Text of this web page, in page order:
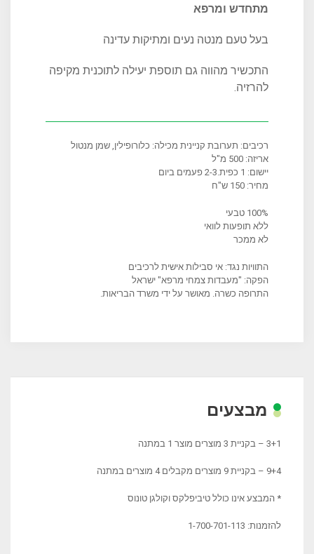
מתחדש ומרפא
בעל טעם מנטה נעים ומתיקות עדינה
התכשיר מהווה גם תוספת יעילה לתוכנית מקיפה
להרזיה.
רכיבים: תערובת קניינית מכילה: כלורופילין, שמן מנטול
אריזה: 500 מ"ל
יישום: 1 כפית.2-3 פעמים ביום
מחיר: 150 ש"ח
100% טבעי
ללא תופעות לוואי
לא ממכר
התוויות נגד: אי סבילות אישית לרכיבים
הפקה: "מעבדות צמחי מרפא" ישראל
התרופה כשרה. מאושר על ידי משרד הבריאות.
מבצעים
3+1 – בקניית 3 מוצרים מוצר 1 במתנה
9+4 – בקניית 9 מוצרים מקבלים 4 מוצרים במתנה
* המבצע אינו כולל טיביפלקס וקולגן טונוס
להזמנות: 1-700-701-113